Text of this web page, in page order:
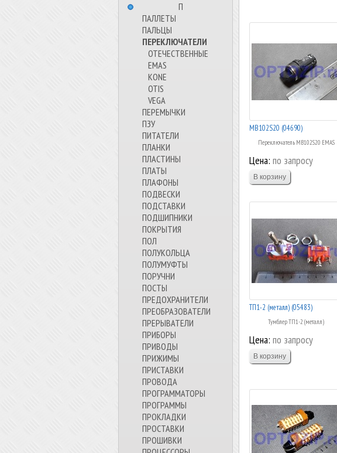
⠀⠀⠀⠀⠀⠀П⠀⠀⠀⠀⠀⠀⠀
ПАЛЛЕТЫ
ПАЛЬЦЫ
ПЕРЕКЛЮЧАТЕЛИ
ОТЕЧЕСТВЕННЫЕ
EMAS
KONE
OTIS
VEGA
ПЕРЕМЫЧКИ
ПЗУ
ПИТАТЕЛИ
ПЛАНКИ
ПЛАСТИНЫ
ПЛАТЫ
ПЛАФОНЫ
ПОДВЕСКИ
ПОДСТАВКИ
ПОДШИПНИКИ
ПОКРЫТИЯ
ПОЛ
ПОЛУКОЛЬЦА
ПОЛУМУФТЫ
ПОРУЧНИ
ПОСТЫ
ПРЕДОХРАНИТЕЛИ
ПРЕОБРАЗОВАТЕЛИ
ПРЕРЫВАТЕЛИ
ПРИБОРЫ
ПРИВОДЫ
ПРИЖИМЫ
ПРИСТАВКИ
ПРОВОДА
ПРОГРАММАТОРЫ
ПРОГРАММЫ
ПРОКЛАДКИ
ПРОСТАВКИ
ПРОШИВКИ
MB102S20 (04690)
Переключатель MB102S20 EMAS
Цена: по запросу
ТП1-2 (металл) (05483)
Тумблер ТП1-2 (металл)
Цена: по запросу